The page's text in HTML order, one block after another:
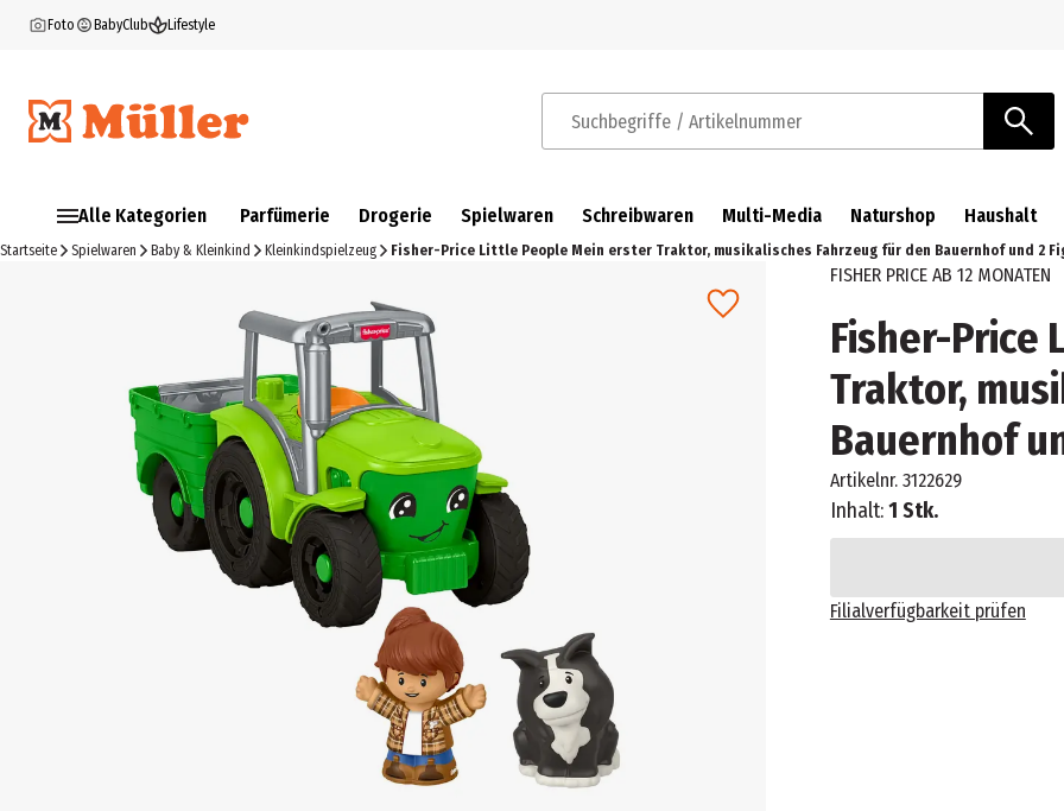
Foto BabyClub Lifestyle
Suchbegriffe / Artikelnummer
Alle Kategorien Parfümerie Drogerie Spielwaren Schreibwaren Multi-Media Naturshop Haushalt
Startseite Spielwaren Baby & Kleinkind Kleinkindspielzeug Fisher-Price Little People Mein erster Traktor, musikalisches Fahrzeug für den Bauernhof und 2
FISHER PRICE AB 12 MONATEN
Fisher-Price
Traktor,
Bauernhof
Artikelnr. 3122629
Inhalt:1 Stk.
Filialverfügbarkeit prüfen